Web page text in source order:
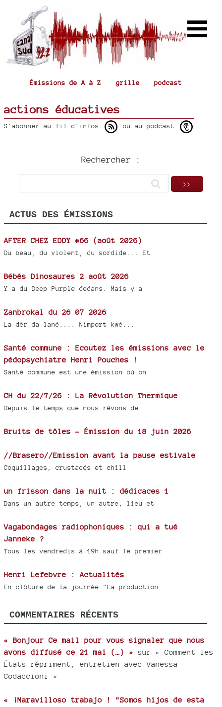
Émissions de A à Z grille podcast
actions éducatives
S'abonner au fil d'infos ou au podcast
Rechercher :
ACTUS DES ÉMISSIONS
AFTER CHEZ EDDY #66 (août 2026)
Du beau, du violent, du sordide... Et
Bébés Dinosaures 2 août 2026
Y a du Deep Purple dedans. Mais y a
Zanbrokal du 26 07 2026
La dèr da lané.... Nimport kwé...
Santé commune : Ecoutez les émissions avec le
pédopsychiatre Henri Pouches !
Santé commune est une émission où on
CH du 22/7/26 : La Révolution Thermique
Depuis le temps que nous rêvons de
Bruits de tôles - Émission du 18 juin 2026
//Brasero//Emission avant la pause estivale
Coquillages, crustacés et chill
un frisson dans la nuit : dédicaces 1
Dans un autre temps, un autre, lieu et
Vagabondages radiophoniques : qui a tué
Janneke ?
Tous les vendredis à 19h sauf le premier
Henri Lefebvre : Actualités
En clôture de la journée "La production
COMMENTAIRES RÉCENTS
« Bonjour Ce mail pour vous signaler que nous
avons diffusé ce 21 mai (…) » sur « Comment les
États répriment, entretien avec Vanessa
Codaccioni »
« ¡Maravilloso trabajo ! "Somos hijos de esta